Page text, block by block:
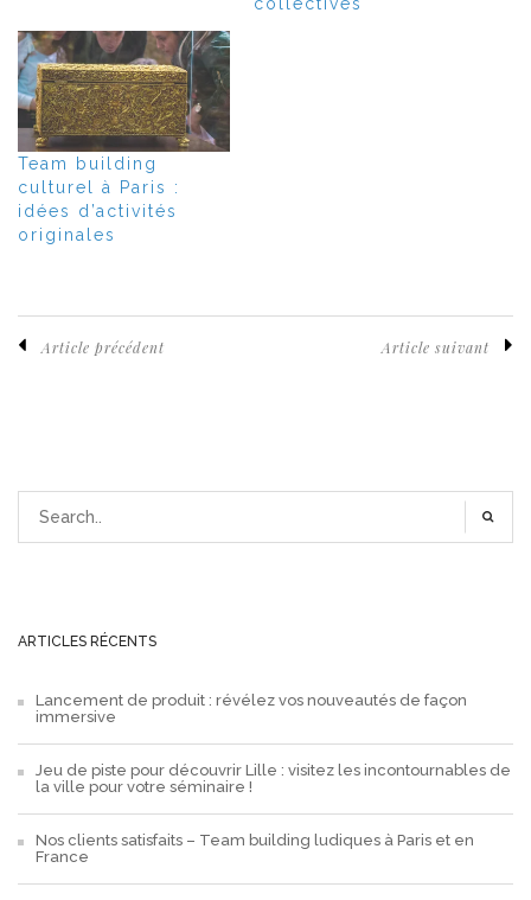
Team building
culturel à Paris :
idées d’activités
originales
Article précédent Article suivant
ARTICLES RÉCENTS
Lancement de produit : révélez vos nouveautés de façon
immersive
Jeu de piste pour découvrir Lille : visitez les incontournables de
la ville pour votre séminaire !
Nos clients satisfaits – Team building ludiques à Paris et en
France